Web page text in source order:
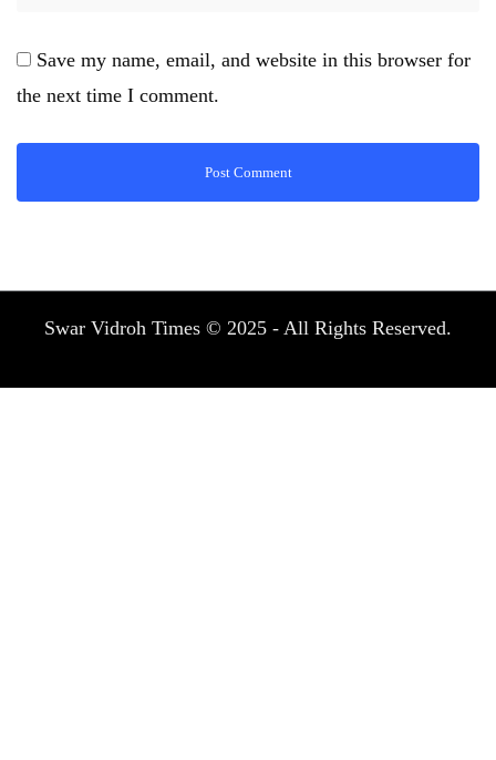
Save my name, email, and website in this browser for
the next time I comment.
Swar Vidroh Times © 2025 - All Rights Reserved.